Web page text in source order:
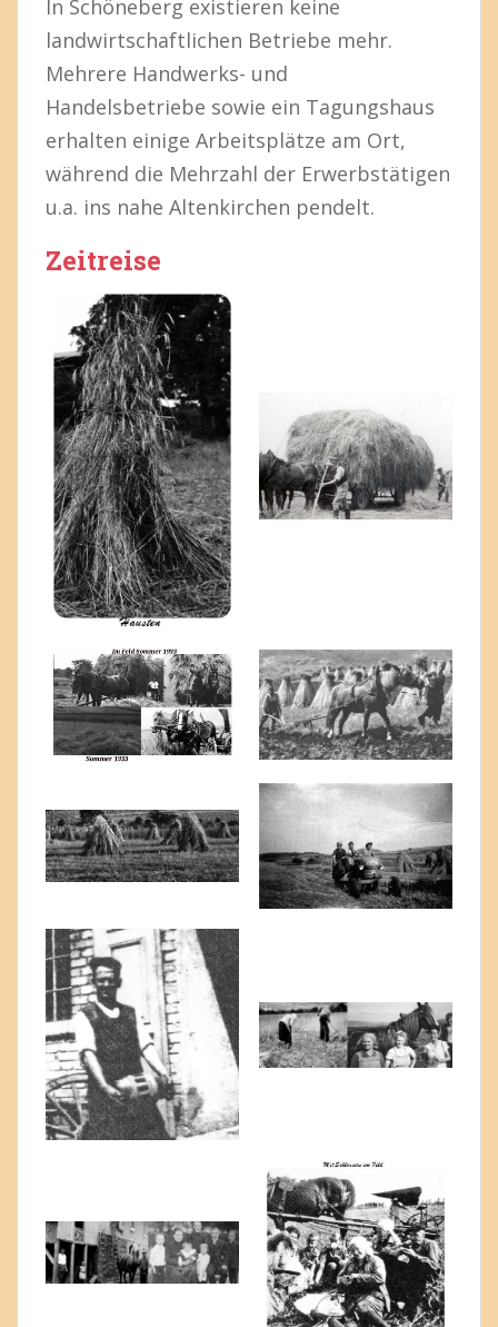
In Schöneberg existieren keine
landwirtschaftlichen Betriebe mehr.
Mehrere Handwerks- und
Handelsbetriebe sowie ein Tagungshaus
erhalten einige Arbeitsplätze am Ort,
während die Mehrzahl der Erwerbstätigen
u.a. ins nahe Altenkirchen pendelt.
Zeitreise